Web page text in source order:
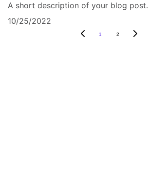
A short description of your blog post.
10/25/2022
1 2